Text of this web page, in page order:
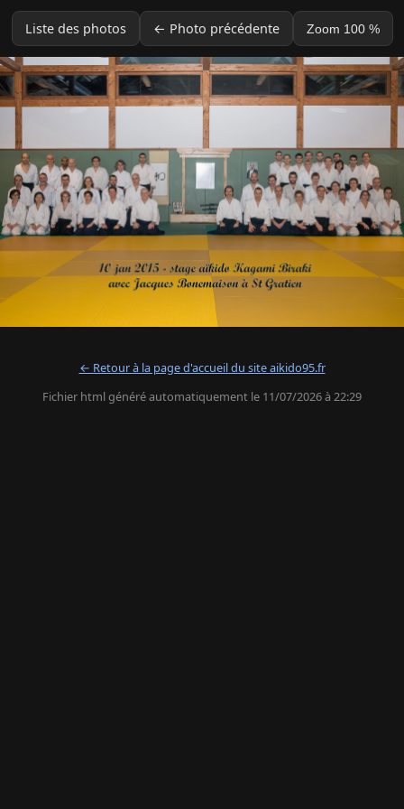
Liste des photos ← Photo précédente Zoom 100 %
← Retour à la page d'accueil du site aikido95.fr
Fichier html généré automatiquement le 11/07/2026 à 22:29